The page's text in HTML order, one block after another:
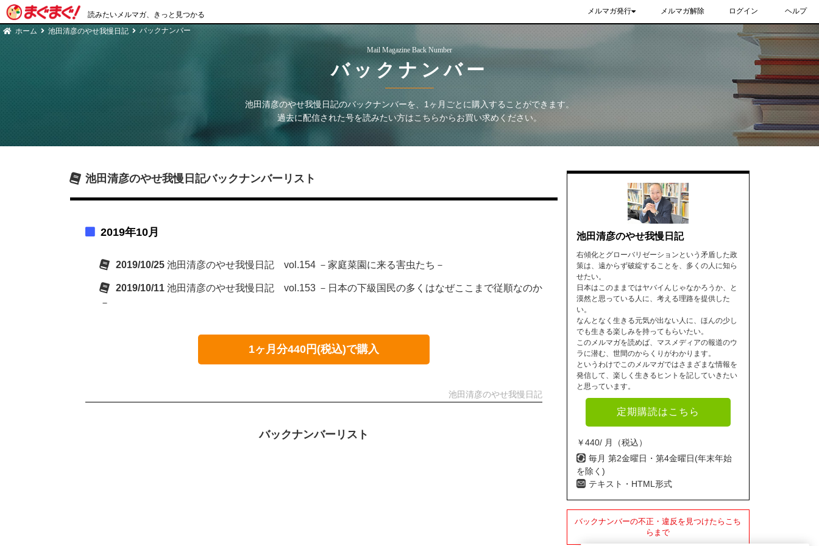
読みたいメルマガ、きっと見つかる メルマガ発行 メルマガ解除 ログイン ヘルプ
ホーム 池田清彦のやせ我慢日記 バックナンバー
Mail Magazine Back Number
バックナンバー
池田清彦のやせ我慢日記のバックナンバーを、1ヶ月ごとに購入することができます。
過去に配信された号を読みたい方はこちらからお買い求めください。
池田清彦のやせ我慢日記バックナンバーリスト
2019年10月
2019/10/25 池田清彦のやせ我慢日記 vol.154 －家庭菜園に来る害虫たち－
2019/10/11 池田清彦のやせ我慢日記 vol.153 －日本の下級国民の多くはなぜここまで従順なのか
－
1ヶ月分440円(税込)で購入
池田清彦のやせ我慢日記
バックナンバーリスト
池田清彦のやせ我慢日記
右傾化とグローバリゼーションという矛盾した政
策は、遠からず破綻することを、多くの人に知ら
せたい。
日本はこのままではヤバイんじゃなかろうか、と
漠然と思っている人に、考える理路を提供した
い。
なんとなく生きる元気が出ない人に、ほんの少し
でも生きる楽しみを持ってもらいたい。
このメルマガを読めば、マスメディアの報道のウ
ラに潜む、世間のからくりがわかります。
というわけでこのメルマガではさまざまな情報を
発信して、楽しく生きるヒントを記していきたい
と思っています。
定期購読はこちら
￥440/ 月（税込）
毎月 第2金曜日・第4金曜日(年末年始
を除く)
テキスト・HTML形式
バックナンバーの不正・違反を見つけたらこち
らまで